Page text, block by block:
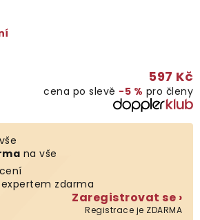
597 Kč
cena po slevě −5 % pro členy
na vše
zdarma
Zaregistrovat se ›
Registrace je ZDARMA